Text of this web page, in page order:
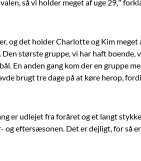
så vi holder meget af uge 29,”
og det holder Charlotte og Kim
største gruppe, vi har haft
En anden gang kom der en gruppe
brugt tre dage på at køre herop,
er udlejet fra foråret og et langt
eftersæsonen. Det er dejligt, for så